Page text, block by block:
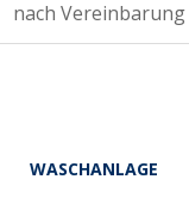
nach Vereinbarung
WASCHANLAGE